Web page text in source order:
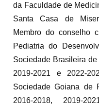
da Faculdade de
Santa Casa de
Membro do conselho
Pediatria do
Sociedade Brasileira
2019-2021 e 2022-
Sociedade Goiana de
2016-2018, 2019-